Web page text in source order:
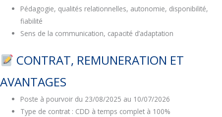
Pédagogie, qualités relationnelles, autonomie, disponibilité,
fiabilité
Sens de la communication, capacité d’adaptation
CONTRAT, REMUNERATION ET
AVANTAGES
Poste à pourvoir du 23/08/2025 au 10/07/2026
Type de contrat : CDD à temps complet à 100%